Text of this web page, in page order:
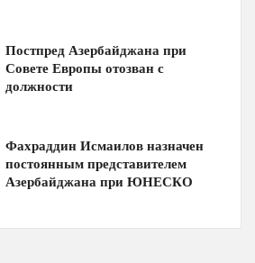
Постпред Азербайджана при
Совете Европы отозван с
должности
Фахраддин Исмаилов назначен
постоянным представителем
Азербайджана при ЮНЕСКО